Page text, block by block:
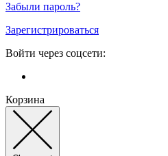
Забыли пароль?
Зарегистрироваться
Войти через соцсети:
Корзина